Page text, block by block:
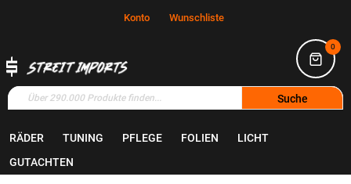
Konto Wunschliste
0
Suche
RÄDER TUNING PFLEGE FOLIEN
LICHT
GUTACHTEN
Zum
Ende